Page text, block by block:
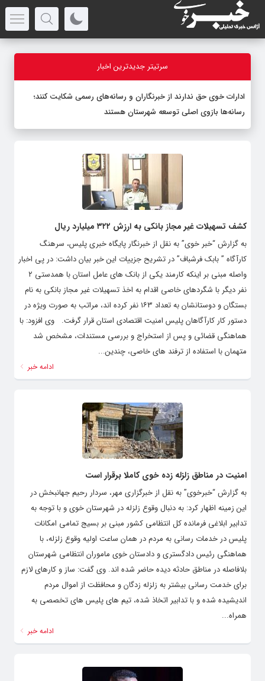
سرتیتر جدیدترین اخبار
ادارات خوی حق ندارند از خبرنگاران و رسانه‌های رسمی شکایت کنند؛
رسانه‌ها بازوی اصلی توسعه شهرستان هستند
کشف تسهیلات غیر مجاز بانکی به ارزش ۳۲۲ میلیارد ریال
به گزارش “خبر خوی” به نقل از خبرنگار پایگاه خبری پلیس، سرهنگ
کارآگاه ” بابک فرشباف” در تشریح جزییات این خبر بیان داشت: در پی اخبار
واصله مبنی بر اینکه کارمند یکی از بانک های عامل استان با همدستی ۲
نفر دیگر با شگردهای خاصی اقدام به اخذ تسهیلات غیر مجاز بانکی به نام
بستگان و دوستانشان به تعداد ۱۶۳ نفر کرده اند، مراتب به صورت ویژه در
دستور کار کارآگاهان پلیس امنیت اقتصادی استان قرار گرفت. وی افزود: با
هماهنگی قضائی و پس از استخراج و بررسی مستندات، مشخص شد
متهمان با استفاده از ترفند های خاصی، چندین...
ادامه خبر
امنیت در مناطق زلزله زده خوی کاملا برقرار است
به گزارش “خبرخوی” به نقل از خبرگزاری مهر، سردار رحیم جهانبخش در
این زمینه اظهار کرد: به دنبال وقوع زلزله در شهرستان خوی و با توجه به
تدابیر ابلاغی فرمانده کل انتظامی کشور مبنی بر بسیج تمامی امکانات
پلیس در خدمات رسانی به مردم در همان ساعت اولیه وقوع زلزله، با
هماهنگی رئیس دادگستری و دادستان خوی ماموران انتظامی شهرستان
بلافاصله در مناطق حادثه دیده حاضر شده اند. وی گفت: ساز و کارهای لازم
برای خدمت رسانی بیشتر به زلزله زدگان و محافظت از اموال مردم
اندیشیده شده و با تدابیر اتخاذ شده، تیم های پلیس های تخصصی به
همراه...
ادامه خبر